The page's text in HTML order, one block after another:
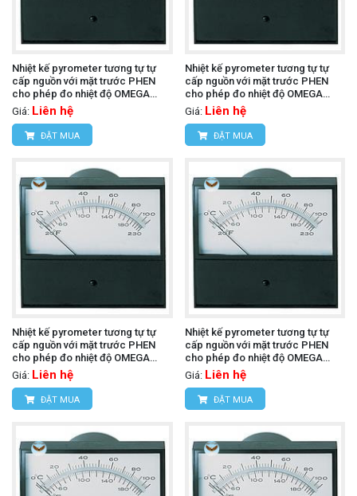
Nhiệt kế pyrometer tương tự tự
cấp nguồn với mặt trước PHEN
cho phép đo nhiệt độ OMEGA
7045-J-500 (J, 4.5 in Parallax)
Giá: Liên hệ
ĐẶT MUA
Nhiệt kế pyrometer tương tự tự
cấp nguồn với mặt trước PHEN
cho phép đo nhiệt độ OMEGA
7045-T-225 (T, 4.5 in Parallax)
Giá: Liên hệ
ĐẶT MUA
Nhiệt kế pyrometer tương tự tự
cấp nguồn với mặt trước PHEN
cho phép đo nhiệt độ OMEGA
7055-E-225 (E, 5.5 in Parallax)
Giá: Liên hệ
ĐẶT MUA
Nhiệt kế pyrometer tương tự tự
cấp nguồn với mặt trước PHEN
cho phép đo nhiệt độ OMEGA
7055-E-500 (E, 5.5 in Parallax)
Giá: Liên hệ
ĐẶT MUA